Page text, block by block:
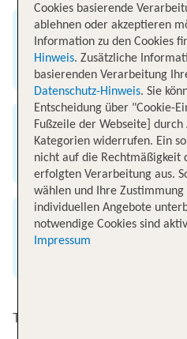
Ankunft
Flughafen London
Flugzeit
1 Stunde 25 Minuten
Entfernung
Top Angebote von Köln nach
Cookies basierende
ablehnen oder akzeptieren
Information zu den Cookies
Hinweis. Zusätzliche
basierenden Verarbeitung
Datenschutz-Hinweis. Sie
Entscheidung über "Cookie-
Fußzeile der Webseite] durch
Kategorien widerrufen. Ein
nicht auf die Rechtmäßigkeit
erfolgten Verarbeitung aus.
wählen und Ihre
individuellen Angebote
notwendige Cookies sind
Impressum